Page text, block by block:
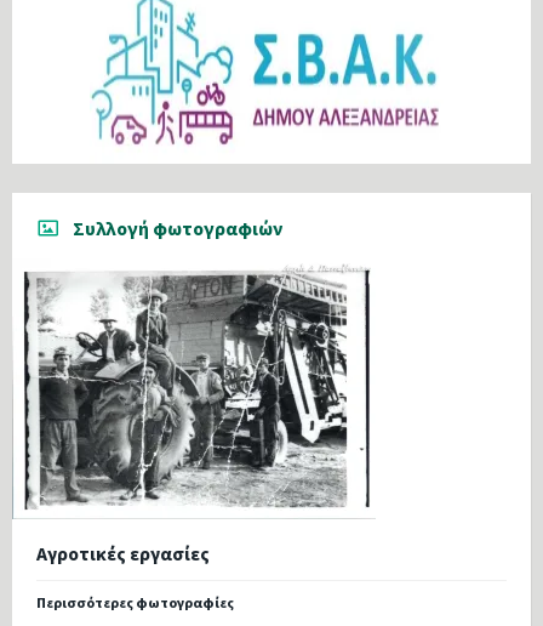
Συλλογή φωτογραφιών
Αγροτικές εργασίες
Περισσότερες φωτογραφίες